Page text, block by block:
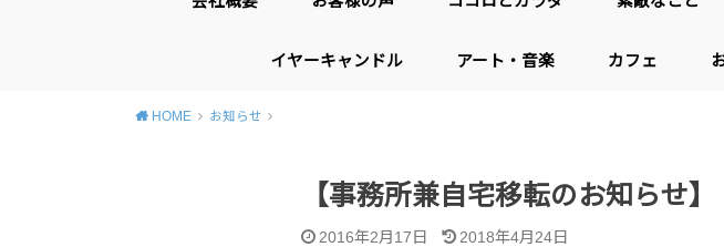
イヤーキャンドル アート・音楽 カフェ
HOME お知らせ
【事務所兼自宅移転のお知らせ】
2016年2月17日 2018年4月24日